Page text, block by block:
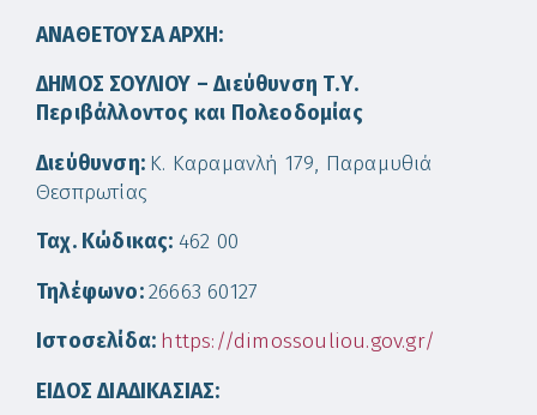
ΑΝΑΘΕΤΟΥΣΑ ΑΡΧΗ:
ΔΗΜΟΣ ΣΟΥΛΙΟΥ –Διεύθυνση Τ.Υ.
Περιβάλλοντος και Πολεοδομίας
Διεύθυνση: Κ. Καραμανλή 179, Παραμυθιά
Θεσπρωτίας
Ταχ. Κώδικας: 462 00
Τηλέφωνο:26663 60127
Ιστοσελίδα: https://dimossouliou.gov.gr/
ΕΙΔΟΣ ΔΙΑΔΙΚΑΣΙΑΣ: